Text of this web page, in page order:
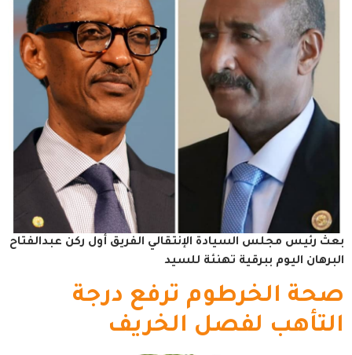
بعث رئيس مجلس السيادة الإنتقالي الفريق أول ركن عبدالفتاح
البرهان اليوم ببرقية تهنئة للسيد
صحة الخرطوم ترفع درجة
التأهب لفصل الخريف